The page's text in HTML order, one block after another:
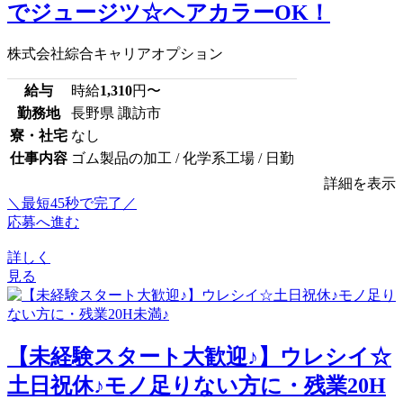
でジュージツ☆ヘアカラーOK！
株式会社綜合キャリアオプション
給与 時給1,310円〜
勤務地
長野県 諏訪市
寮・社宅 なし
仕事内容 ゴム製品の加工 / 化学系工場 / 日勤
詳細を表示
＼最短45秒で完了／
応募へ進む
詳しく
見る
【未経験スタート大歓迎♪】ウレシイ☆
土日祝休♪モノ足りない方に・残業20H